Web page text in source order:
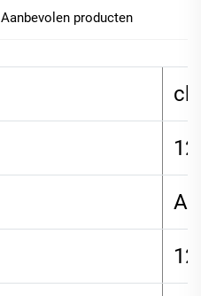
Aanbevolen producten